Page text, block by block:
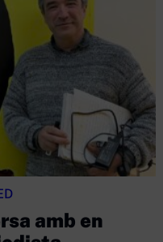
amb en